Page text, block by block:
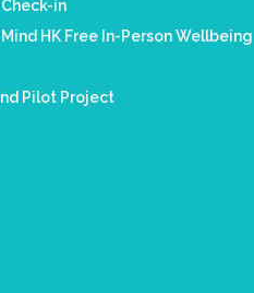
in
HK Free In-Person Wellbeing
Pilot Project